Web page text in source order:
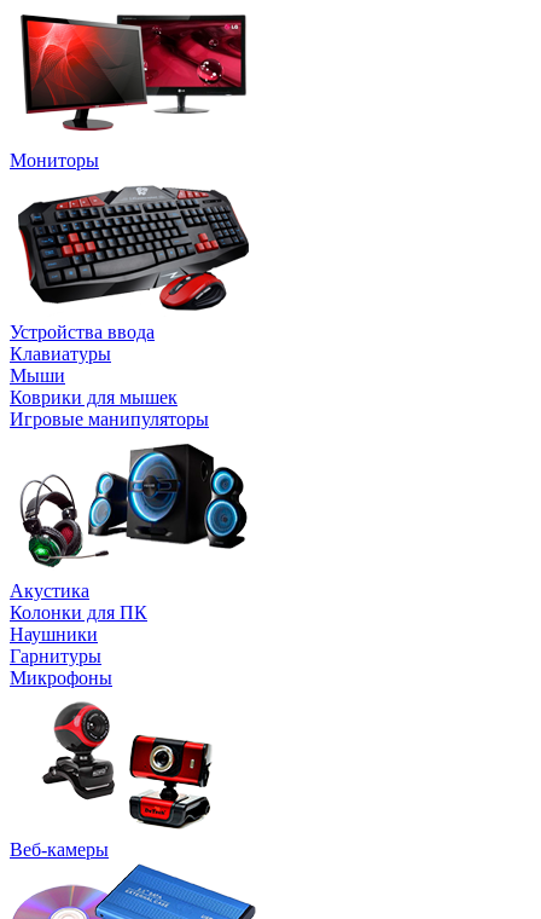
Мониторы
Устройства ввода
Клавиатуры
Мыши
Коврики для мышек
Игровые манипуляторы
Акустика
Колонки для ПК
Наушники
Гарнитуры
Микрофоны
Веб-камеры